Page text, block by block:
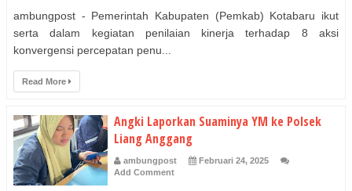
ambungpost - Pemerintah Kabupaten (Pemkab) Kotabaru ikut
serta dalam kegiatan penilaian kinerja terhadap 8 aksi
konvergensi percepatan penu...
Read More
Angki Laporkan Suaminya YM ke Polsek
Liang Anggang
ambungpost
Februari 24, 2025
Add Comment